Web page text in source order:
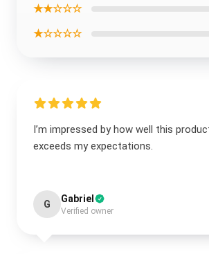
★★☆☆☆
★☆☆☆☆
I’m impressed by how well this
exceeds my expectations.
G Gabriel
Verified owner